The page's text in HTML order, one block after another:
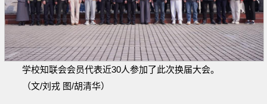
学校知联会会员代表近30人参加了此次换届大会。
（文/刘戎 图/胡清华）